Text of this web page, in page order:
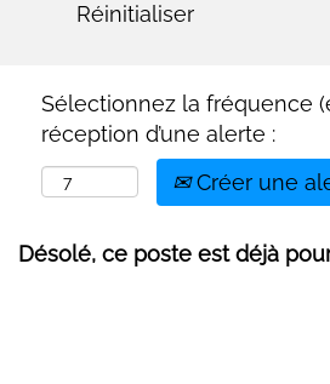
Réinitialiser
Sélectionnez la fréquence
réception d’une alerte :
Créer une
Désolé, ce poste est déjà